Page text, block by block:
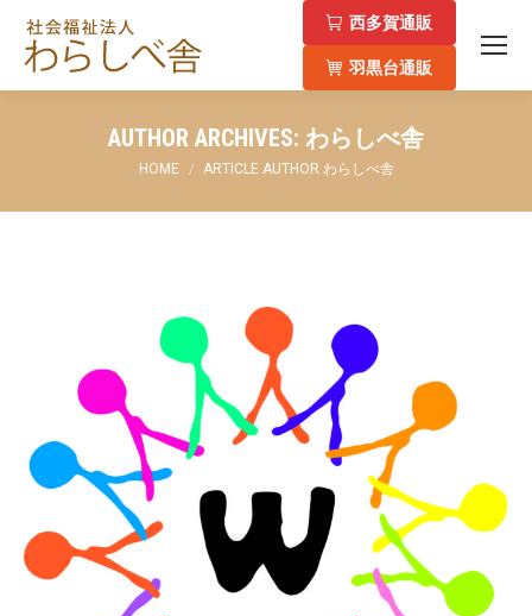
西多賀通販
羽黒台通販
AUTHOR ARCHIVES: わらしべ舎
You are here:
HOME ARTICLE AUTHOR わらしべ舎